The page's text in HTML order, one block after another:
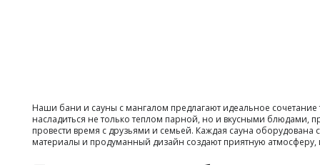
Наши бани и сауны с мангалом предлагают идеальное
насладиться не только теплом парной, но и вкусными блюдами,
провести время с друзьями и семьей. Каждая сауна
материалы и продуманный дизайн создают приятную атмосферу,